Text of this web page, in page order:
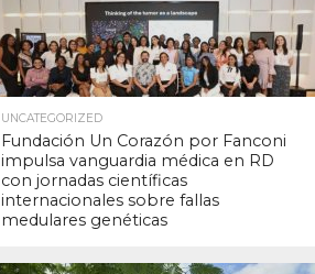
UNCATEGORIZED
Fundación Un Corazón por Fanconi
impulsa vanguardia médica en RD
con jornadas científicas
internacionales sobre fallas
medulares genéticas